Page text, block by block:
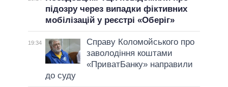
підозру через випадки фіктивних
мобілізацій у реєстрі «Оберіг»
19:34
Справу Коломойського про
заволодіння коштами
«ПриватБанку» направили
до суду